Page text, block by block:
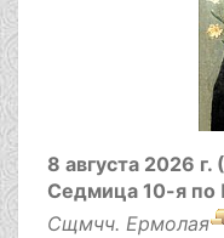
8 августа 2026
Седмица 10-я по
Сщмчч. Ермолая